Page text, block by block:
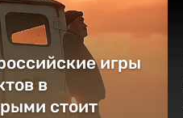
игры
в
стоит